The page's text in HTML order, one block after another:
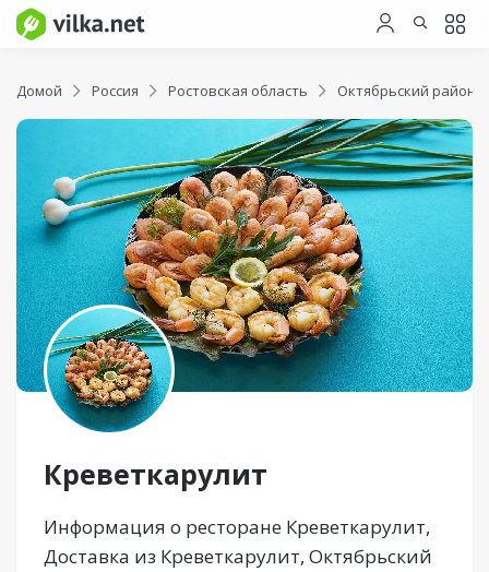
Домой Россия Ростовская область Октябрьский район
Креветкарулит
Информация о ресторане Креветкарулит,
Доставка из Креветкарулит, Октябрьский